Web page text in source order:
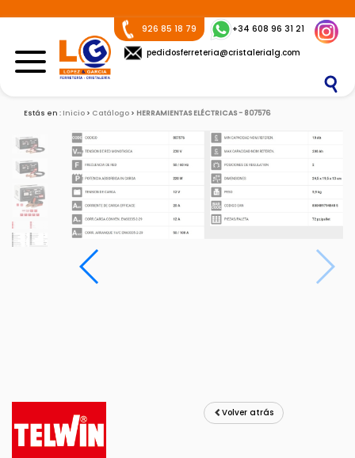
926 85 18 79
+34 608 96 31 21
pedidosferreteria@cristalerialg.com
Estás en : Inicio Catálogo HERRAMIENTAS ELÉCTRICAS - 807576
Volver atrás